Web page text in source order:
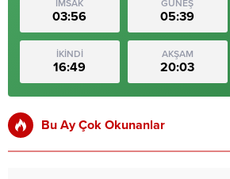
İMSAK
03:56
GÜNEŞ
05:39
İKİNDİ
16:49
AKŞAM
20:03
Bu Ay Çok Okunanlar